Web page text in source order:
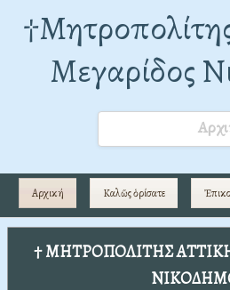
†Mητροπολίτης
Μεγαρίδος
Αρχική Καλῶς ὁρίσατε
† ΜΗΤΡΟΠΟΛΙΤΗΣ